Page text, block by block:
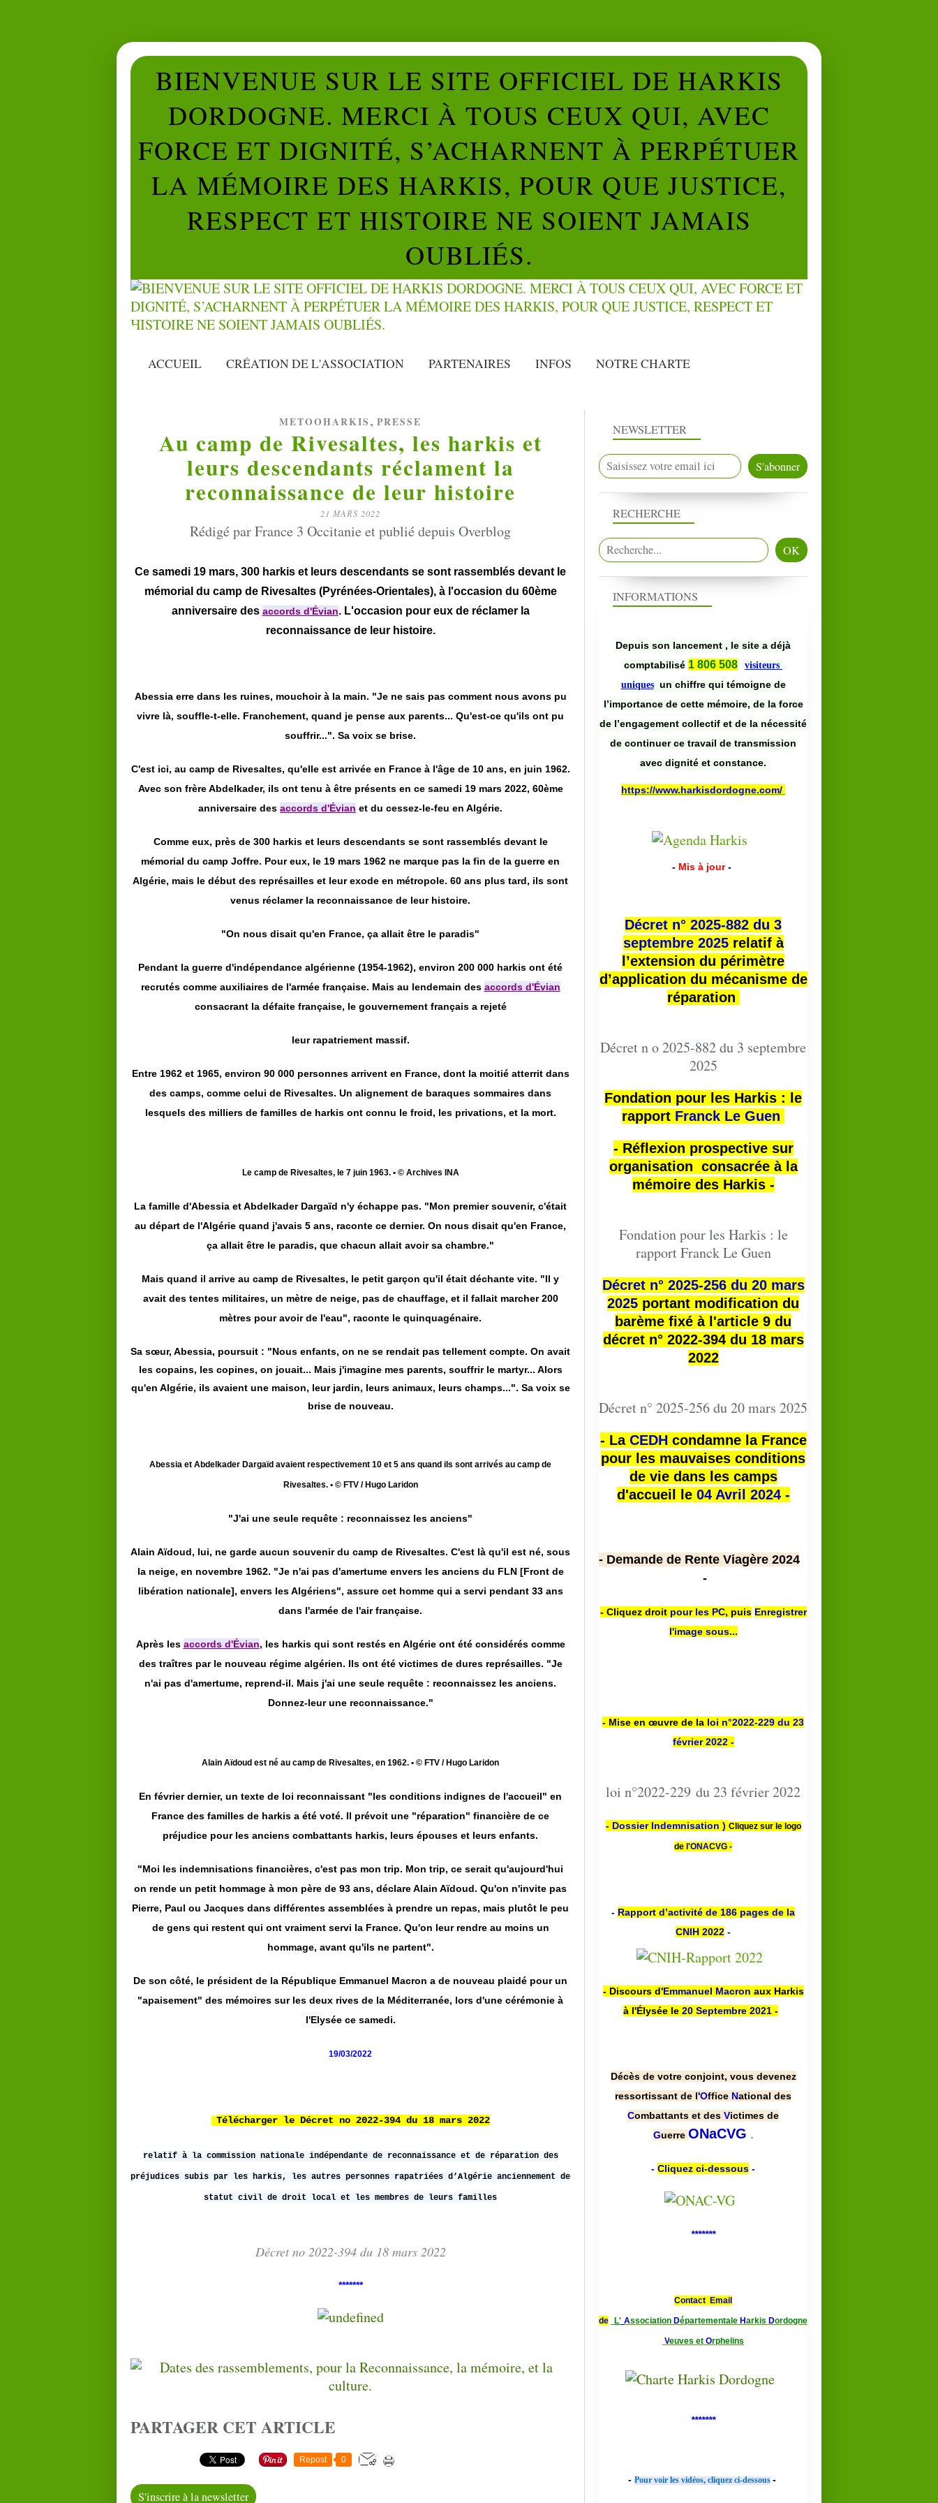
BIENVENUE SUR LE SITE OFFICIEL DE HARKIS
DORDOGNE. MERCI À TOUS CEUX QUI, AVEC
FORCE ET DIGNITÉ, S’ACHARNENT À PERPÉTUER
LA MÉMOIRE DES HARKIS, POUR QUE JUSTICE,
RESPECT ET HISTOIRE NE SOIENT JAMAIS
OUBLIÉS.
ACCUEIL CRÉATION DE L'ASSOCIATION PARTENAIRES INFOS NOTRE CHARTE
METOOHARKIS , PRESSE
Au camp de Rivesaltes, les harkis et
leurs descendants réclament la
reconnaissance de leur histoire
21 MARS 2022
Rédigé par France 3 Occitanie et publié depuis Overblog
Ce samedi 19 mars, 300 harkis et leurs descendants se sont rassemblés devant le
mémorial du camp de Rivesaltes (Pyrénées-Orientales), à l'occasion du 60ème
anniversaire des accords d'Évian. L'occasion pour eux de réclamer la
reconnaissance de leur histoire.
Abessia erre dans les ruines, mouchoir à la main. "Je ne sais pas comment nous avons pu
vivre là, souffle-t-elle. Franchement, quand je pense aux parents... Qu'est-ce qu'ils ont pu
souffrir...". Sa voix se brise.
C'est ici, au camp de Rivesaltes, qu'elle est arrivée en France à l'âge de 10 ans, en juin 1962.
Avec son frère Abdelkader, ils ont tenu à être présents en ce samedi 19 mars 2022, 60ème
anniversaire des accords d'Évian et du cessez-le-feu en Algérie.
Comme eux, près de 300 harkis et leurs descendants se sont rassemblés devant le
mémorial du camp Joffre. Pour eux, le 19 mars 1962 ne marque pas la fin de la guerre en
Algérie, mais le début des représailles et leur exode en métropole. 60 ans plus tard, ils sont
venus réclamer la reconnaissance de leur histoire.
"On nous disait qu'en France, ça allait être le paradis"
Pendant la guerre d'indépendance algérienne (1954-1962), environ 200 000 harkis ont été
recrutés comme auxiliaires de l'armée française. Mais au lendemain des accords d'Évian
consacrant la défaite française, le gouvernement français a rejeté
leur rapatriement massif.
Entre 1962 et 1965, environ 90 000 personnes arrivent en France, dont la moitié atterrit dans
des camps, comme celui de Rivesaltes. Un alignement de baraques sommaires dans
lesquels des milliers de familles de harkis ont connu le froid, les privations, et la mort.
Le camp de Rivesaltes, le 7 juin 1963. • © Archives INA
La famille d'Abessia et Abdelkader Dargaïd n'y échappe pas. "Mon premier souvenir, c'était
au départ de l'Algérie quand j'avais 5 ans, raconte ce dernier. On nous disait qu'en France,
ça allait être le paradis, que chacun allait avoir sa chambre."
Mais quand il arrive au camp de Rivesaltes, le petit garçon qu'il était déchante vite. "Il y
avait des tentes militaires, un mètre de neige, pas de chauffage, et il fallait marcher 200
mètres pour avoir de l'eau", raconte le quinquagénaire.
Sa sœur, Abessia, poursuit : "Nous enfants, on ne se rendait pas tellement compte. On avait
les copains, les copines, on jouait... Mais j'imagine mes parents, souffrir le martyr... Alors
qu'en Algérie, ils avaient une maison, leur jardin, leurs animaux, leurs champs...". Sa voix se
brise de nouveau.
Abessia et Abdelkader Dargaïd avaient respectivement 10 et 5 ans quand ils sont arrivés au camp de
Rivesaltes. • © FTV / Hugo Laridon
"J'ai une seule requête : reconnaissez les anciens"
Alain Aïdoud, lui, ne garde aucun souvenir du camp de Rivesaltes. C'est là qu'il est né, sous
la neige, en novembre 1962. "Je n'ai pas d'amertume envers les anciens du FLN [Front de
libération nationale], envers les Algériens", assure cet homme qui a servi pendant 33 ans
dans l'armée de l'air française.
Après les accords d'Évian, les harkis qui sont restés en Algérie ont été considérés comme
des traîtres par le nouveau régime algérien. Ils ont été victimes de dures représailles. "Je
n'ai pas d'amertume, reprend-il. Mais j'ai une seule requête : reconnaissez les anciens.
Donnez-leur une reconnaissance."
Alain Aïdoud est né au camp de Rivesaltes, en 1962. • © FTV / Hugo Laridon
En février dernier, un texte de loi reconnaissant "les conditions indignes de l'accueil" en
France des familles de harkis a été voté. Il prévoit une "réparation" financière de ce
préjudice pour les anciens combattants harkis, leurs épouses et leurs enfants.
"Moi les indemnisations financières, c'est pas mon trip. Mon trip, ce serait qu'aujourd'hui
on rende un petit hommage à mon père de 93 ans, déclare Alain Aïdoud. Qu'on n'invite pas
Pierre, Paul ou Jacques dans différentes assemblées à prendre un repas, mais plutôt le peu
de gens qui restent qui ont vraiment servi la France. Qu'on leur rendre au moins un
hommage, avant qu'ils ne partent".
De son côté, le président de la République Emmanuel Macron a de nouveau plaidé pour un
"apaisement" des mémoires sur les deux rives de la Méditerranée, lors d'une cérémonie à
l'Elysée ce samedi.
19/03/2022
Télécharger le Décret no 2022-394 du 18 mars 2022
relatif à la commission nationale indépendante de reconnaissance et de réparation des
préjudices subis par les harkis, les autres personnes rapatriées d’Algérie anciennement de
statut civil de droit local et les membres de leurs familles
Décret no 2022-394 du 18 mars 2022
*******
PARTAGER CET ARTICLE
Repost 0
S'inscrire à la newsletter
NEWSLETTER
RECHERCHE
INFORMATIONS
Depuis son lancement , le site a déjà
comptabilisé 1 806 508
visiteurs
uniques un chiffre qui témoigne de
l’importance de cette mémoire, de la force
de l’engagement collectif et de la nécessité
de continuer ce travail de transmission
avec dignité et constance.
https://www.harkisdordogne.com/
- Mis à jour -
Décret n° 2025-882 du 3
septembre 2025relatif à
l’extension du périmètre
d’application du mécanisme de
réparation
Décret n o 2025-882 du 3 septembre
2025
Fondation pour les Harkis : le
rapport Franck Le Guen
- Réflexion prospective sur
organisation consacrée à la
mémoire des Harkis -
Fondation pour les Harkis : le
rapport Franck Le Guen
Décret n° 2025-256 du 20 mars
2025 portant modification du
barème fixé à l'article 9 du
décret n° 2022-394 du 18 mars
2022
Décret n° 2025-256 du 20 mars 2025
- La CEDHcondamne la France
pour les mauvaises conditions
de vie dans les camps
d'accueil le 04 Avril 2024 -
- Demande de Rente Viagère 2024
-
- Cliquez droit pour les PC, puis Enregistrer
l'image sous...
- Mise en œuvre de la loi n°2022-229 du 23
février 2022 -
loi n°2022-229 du 23 février 2022
- Dossier Indemnisation ) Cliquez sur le logo
de l'ONACVG -
- Rapport d’activité de 186 pages de la
CNIH 2022 -
- Discours d'Emmanuel Macron aux Harkis
à l'Élysée le 20 Septembre 2021 -
Décès de votre conjoint, vous devenez
ressortissant de l'Office National des
Combattants et des Victimes de
Guerre ONaCVG .
- Cliquez ci-dessous -
*******
Contact Email
de L' Association Départementale Harkis Dordogne
Veuves et Orphelins
*******
- Pour voir les vidéos, cliquez ci-dessous -